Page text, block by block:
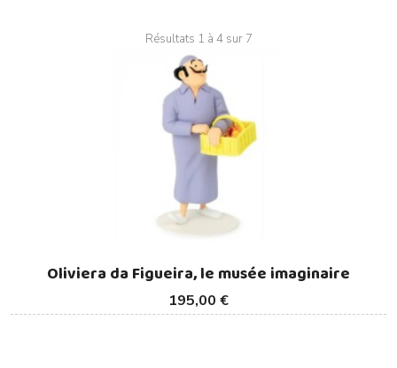
Résultats 1 à 4 sur 7
195,00 €
Oliviera da Figueira, le musée imaginaire